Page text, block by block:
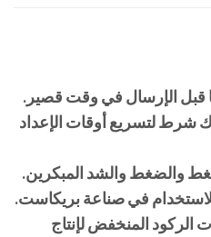
قبل الإرسال في وقت قصير.
شرط لتسريع أوقات الإعداد
والضغط والشد المبكرين.
في صناعة بريكاست.
المنخفض لإنتاج